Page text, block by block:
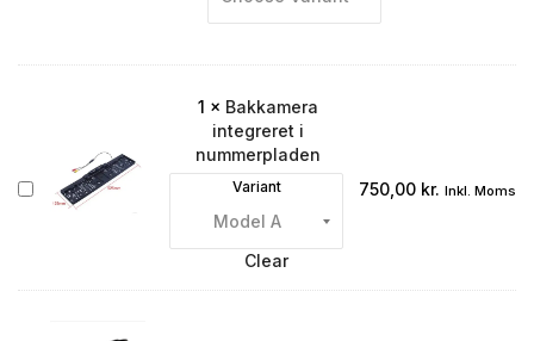
Bakkamera
integreret
1 × Bakkamera
integreret i
nummerpladen
Variant
Clear
750,00 kr. Inkl. Moms